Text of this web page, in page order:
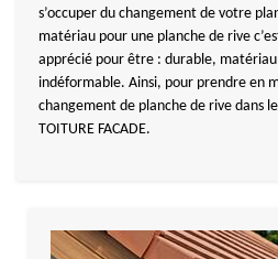
s’occuper du changement de votre
matériau pour une planche de rive
apprécié pour être : durable,
indéformable. Ainsi, pour prendre en
changement de planche de rive dans
TOITURE FACADE.